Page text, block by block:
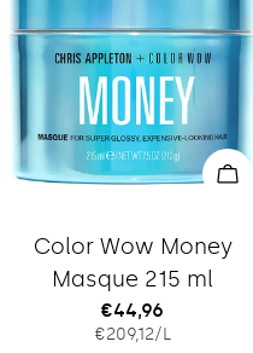
In
Typ:
Color Wow Money
Masque 215 ml
Regulärer
Preis
€44,96
EINZELPREIS
€209,12/PRO
L